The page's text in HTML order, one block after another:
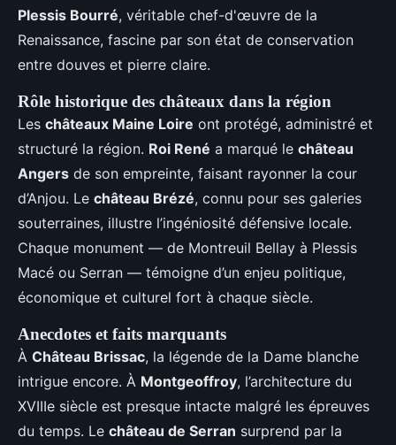
Plessis Bourré, véritable chef-d'œuvre de la
Renaissance, fascine par son état de conservation
entre douves et pierre claire.
Rôle historique des châteaux dans la région
Les châteaux Maine Loire ont protégé, administré et
structuré la région. Roi René a marqué le château
Angers de son empreinte, faisant rayonner la cour
d’Anjou. Le château Brézé, connu pour ses galeries
souterraines, illustre l’ingéniosité défensive locale.
Chaque monument — de Montreuil Bellay à Plessis
Macé ou Serran — témoigne d’un enjeu politique,
économique et culturel fort à chaque siècle.
Anecdotes et faits marquants
À Château Brissac, la légende de la Dame blanche
intrigue encore. À Montgeoffroy, l’architecture du
XVIIIe siècle est presque intacte malgré les épreuves
du temps. Le château de Serran surprend par la